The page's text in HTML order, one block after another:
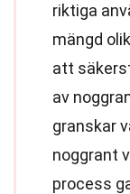
riktiga
mängd
att
av
granskar
noggrant
process